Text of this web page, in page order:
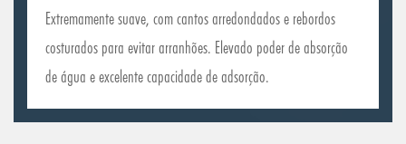
Extremamente suave, com cantos arredondados e rebordos
costurados para evitar arranhões. Elevado poder de absorção
de água e excelente capacidade de adsorção.